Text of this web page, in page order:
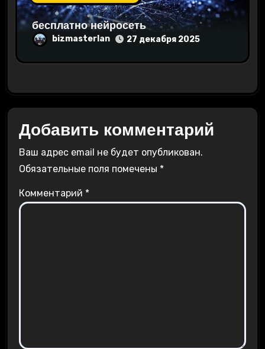
бесплатно нейросеть
bizmasterlan 27 декабря 2025
Добавить комментарий
Ваш адрес email не будет опубликован.
Обязательные поля помечены *
Комментарий *